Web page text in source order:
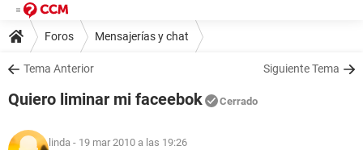
Foros Mensajerías y chat
Tema Anterior Siguiente Tema
Quiero liminar mi faceebok Cerrado
linda - 19 mar 2010 a las 19:26